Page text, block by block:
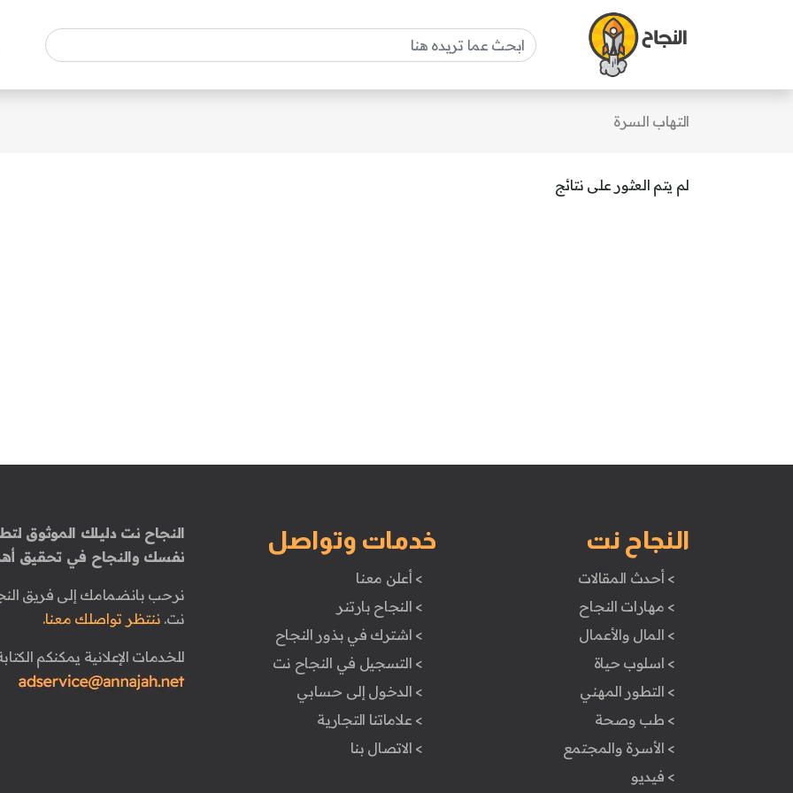
التهاب السرة
لم يتم العثور على نتائج
النجاح نت
> أحدث المقالات
> مهارات النجاح
> المال والأعمال
> اسلوب حياة
> التطور المهني
> طب وصحة
> الأسرة والمجتمع
> فيديو
خدمات وتواصل
> أعلن معنا
> النجاح بارتنر
> اشترك في بذور النجاح
> التسجيل في النجاح نت
> الدخول إلى حسابي
> علاماتنا التجارية
> الاتصال بنا
النجاح نت دليلك الموثوق
نفسك والنجاح في تحقيق
نرحب بانضمامك إلى فريق
نت. ننتظر تواصلك معنا.
للخدمات الإعلانية يمكنكم